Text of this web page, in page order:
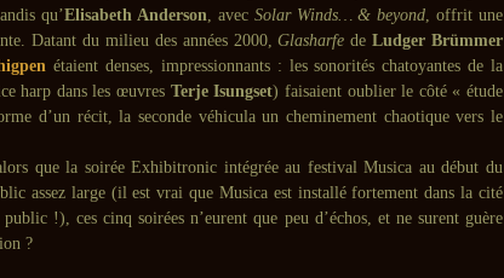
qu’Elisabeth Anderson, avec Solar Winds… & beyond, offrit une
Datant du milieu des années 2000,Glasharfe deLudger Brümmer
étaient denses, impressionnants : les sonorités chatoyantes de la
harp dans les œuvres Terje Isungset) faisaient oublier le côté « étude
d’un récit, la seconde véhicula un cheminement chaotique vers le
que la soirée Exhibitronic intégrée au festival Musica au début du
assez large (il est vrai que Musica est installé fortement dans la cité
!), ces cinq soirées n’eurent que peu d’échos, et ne surent guère
?